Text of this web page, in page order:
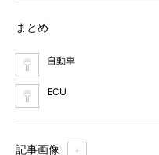
まとめ
自動車
ECU
記事画像 ＋